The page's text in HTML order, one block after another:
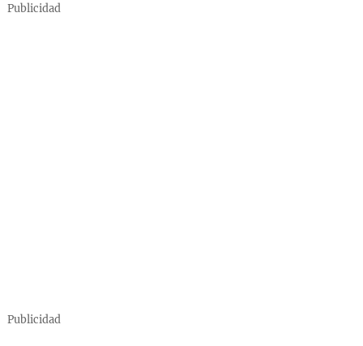
Publicidad
Publicidad